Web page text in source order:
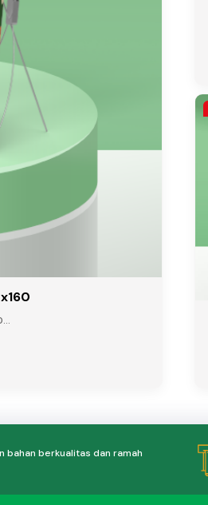
bahan berkualitas dan ramah